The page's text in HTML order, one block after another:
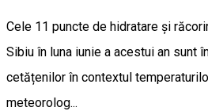
Cele 11 puncte de hidratare și
Sibiu în luna iunie a acestui an sunt
cetățenilor în contextul
meteorolog...